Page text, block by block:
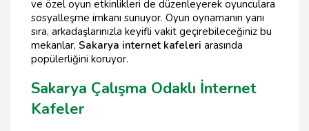
ve özel oyun etkinlikleri de düzenleyerek oyunculara
sosyalleşme imkanı sunuyor. Oyun oynamanın yanı
sıra, arkadaşlarınızla keyifli vakit geçirebileceğiniz bu
mekanlar, Sakarya internet kafeleri arasında
popülerliğini koruyor.
Sakarya Çalışma Odaklı İnternet
Kafeler